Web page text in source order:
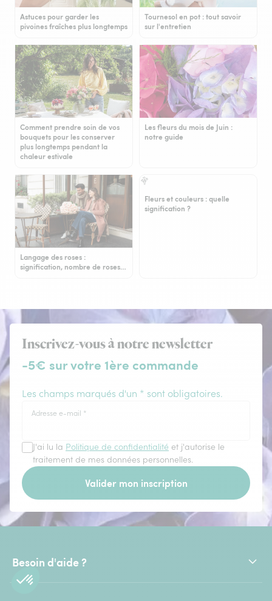
Astuces pour garder les
pivoines fraîches plus longtemps
Tournesol en pot : tout savoir
sur l'entretien
Comment prendre soin de vos
bouquets pour les conserver
plus longtemps pendant la
chaleur estivale
Les fleurs du mois de Juin :
notre guide
Langage des roses :
signification, nombre de roses…
Fleurs et couleurs : quelle
signification ?
Inscrivez-vous à notre newsletter
-5€ sur votre 1ère commande
Les champs marqués d'un * sont obligatoires.
Adresse e-mail *
J'ai lu la Politique de confidentialité et j'autorise le
traitement de mes données personnelles.
Valider mon inscription
Besoin d'aide ?